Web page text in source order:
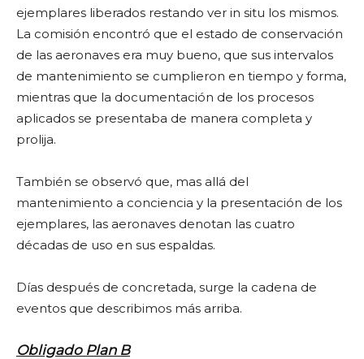
ejemplares liberados restando ver in situ los mismos.
La comisión encontró que el estado de conservación
de las aeronaves era muy bueno, que sus intervalos
de mantenimiento se cumplieron en tiempo y forma,
mientras que la documentación de los procesos
aplicados se presentaba de manera completa y
prolija.
También se observó que, mas allá del
mantenimiento a conciencia y la presentación de los
ejemplares, las aeronaves denotan las cuatro
décadas de uso en sus espaldas.
Días después de concretada, surge la cadena de
eventos que describimos más arriba.
Obligado Plan B